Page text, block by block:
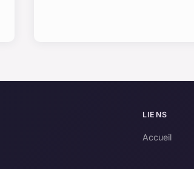
LIENS
Accueil